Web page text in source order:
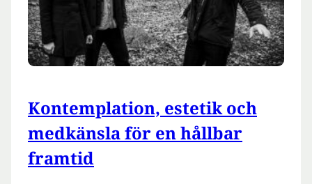
Kontemplation, estetik och
medkänsla för en hållbar
framtid